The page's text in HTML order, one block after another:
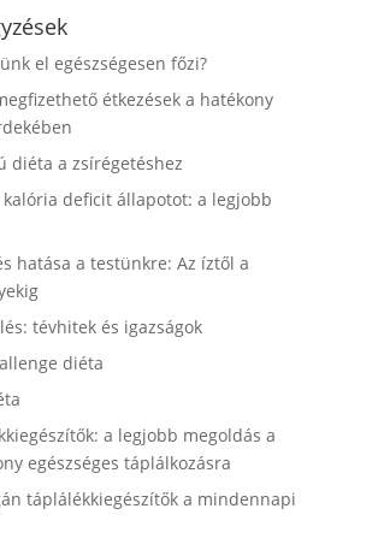
el egészségesen főzi?
étkezések a hatékony
diéta a zsírégetéshez
kalória deficit állapotot: a legjobb
hatása a testünkre: Az íztől a
tévhitek és igazságok
diéta
a legjobb megoldás a
egészséges táplálkozásra
táplálékkiegészítők a mindennapi